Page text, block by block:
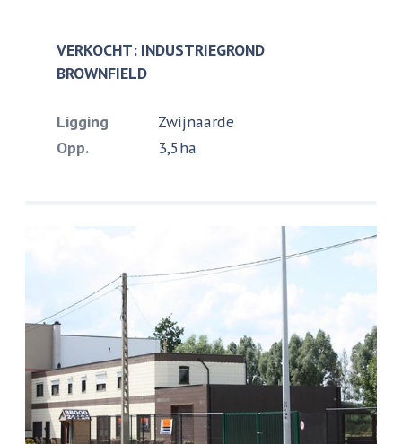
VERKOCHT: INDUSTRIEGROND
BROWNFIELD
Ligging
Zwijnaarde
Opp.
3,5ha